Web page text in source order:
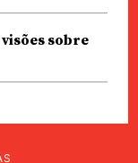
sobre